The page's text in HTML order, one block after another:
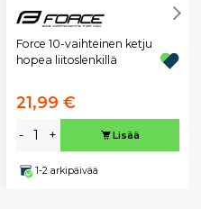
Force 10-vaihteinen ketju
hopea liitoslenkillä
21,99 €
- + Lisää
1-2 arkipäivää